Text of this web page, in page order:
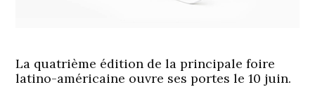
La quatrième édition de la principale foire
latino-américaine ouvre ses portes le 10 juin.